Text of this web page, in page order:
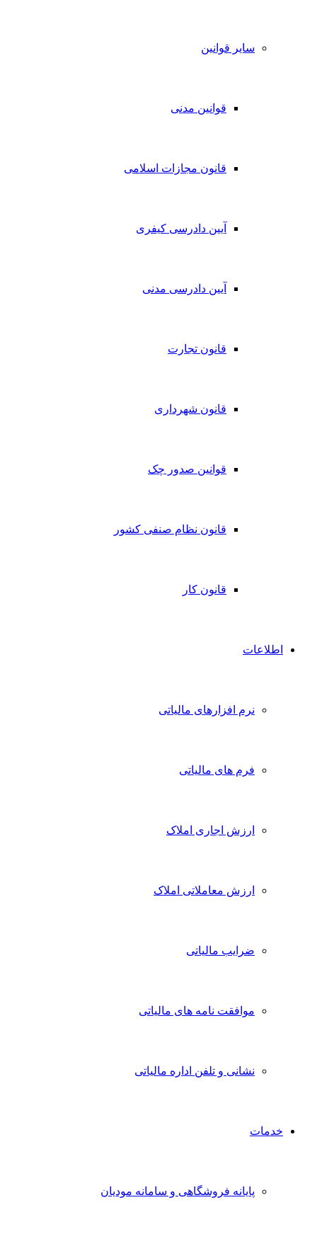
سایر قوانین
قوانین مدنی
قانون مجازات اسلامی
آیین دادرسی کیفری
آیین دادرسی مدنی
قانون تجارت
قانون شهرداری
قوانین صدور چک
قانون نظام صنفی کشور
قانون کار
اطلاعات
نرم افزارهای مالیاتی
فرم های مالیاتی
ارزش اجاری املاک
ارزش معاملاتی املاک
ضرایب مالیاتی
موافقت نامه های مالیاتی
نشانی و تلفن اداره مالیاتی
خدمات
پایانه فروشگاهی و سامانه مودیان